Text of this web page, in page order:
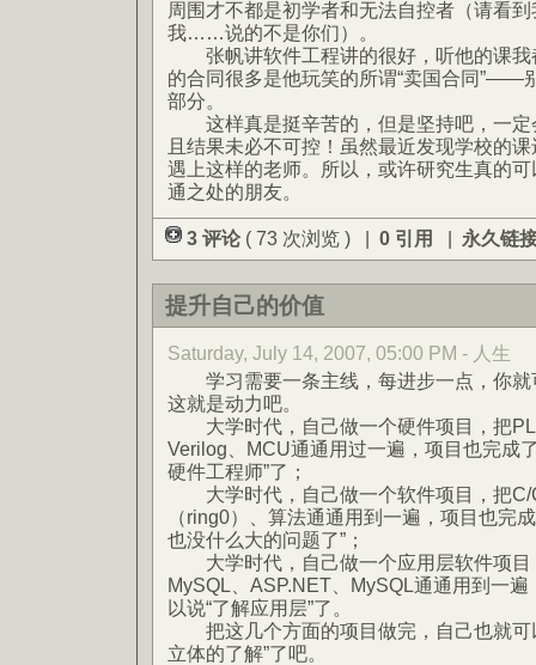
周围才不都是初学者和无法自控者（请看
我……说的不是你们）。
张帆讲软件工程讲的很好，听他的课我
的合同很多是他玩笑的所谓“卖国合同”——
部分。
这样真是挺辛苦的，但是坚持吧，一
且结果未必不可控！虽然最近发现学校的
遇上这样的老师。所以，或许研究生真的
通之处的朋友。
3 评论 ( 73 次浏览 ) | 0 引用 | 永久链
提升自己的价值
Saturday, July 14, 2007, 05:00 PM - 人生
学习需要一条主线，每进步一点，你就
这就是动力吧。
大学时代，自己做一个硬件项目，把
Verilog、MCU通通用过一遍，项目也完成
硬件工程师”了；
大学时代，自己做一个软件项目，把C/
（ring0）、算法通通用到一遍，项目也完
也没什么大的问题了”；
大学时代，自己做一个应用层软件项目
MySQL、ASP.NET、MySQL通通用到一
以说“了解应用层”了。
把这几个方面的项目做完，自己也就可
立体的了解”了吧。